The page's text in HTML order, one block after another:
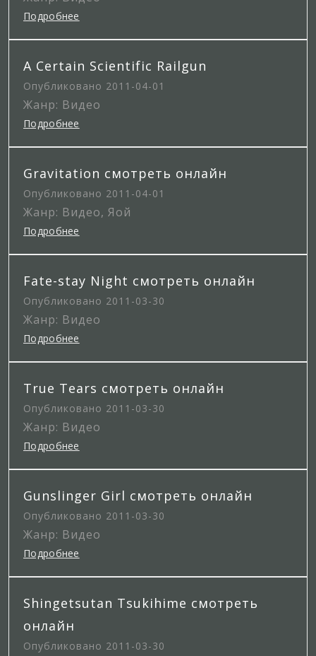
Подробнее
A Certain Scientific Railgun
Опубликовано 2011-04-01
Жанр: Видео
Подробнее
Gravitation смотреть онлайн
Опубликовано 2011-04-01
Жанр: Видео, Яой
Подробнее
Fate-stay Night смотреть онлайн
Опубликовано 2011-03-30
Жанр: Видео
Подробнее
True Tears смотреть онлайн
Опубликовано 2011-03-30
Жанр: Видео
Подробнее
Gunslinger Girl смотреть онлайн
Опубликовано 2011-03-30
Жанр: Видео
Подробнее
Shingetsutan Tsukihime смотреть
онлайн
Опубликовано 2011-03-30